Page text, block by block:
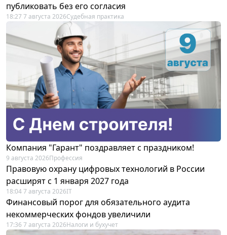
публиковать без его согласия
18:27 7 августа 2026Судебная практика
Компания "Гарант" поздравляет с праздником!
9 августа 2026Профессия
Правовую охрану цифровых технологий в России
расширят с 1 января 2027 года
18:04 7 августа 2026IT
Финансовый порог для обязательного аудита
некоммерческих фондов увеличили
17:36 7 августа 2026Налоги и бухучет